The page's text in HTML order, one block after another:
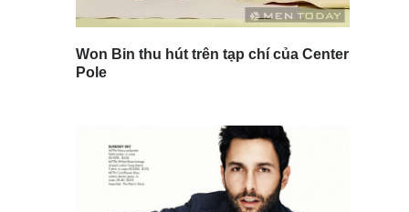
Won Bin thu hút trên tạp chí của Center
Pole